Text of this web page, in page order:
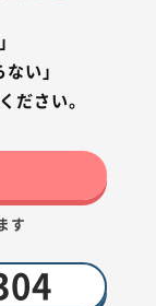
い」
ださい。
す